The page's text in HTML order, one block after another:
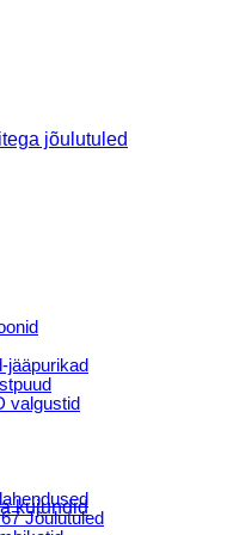
jääpurikad
valgustid
Jõulutuled
jõulutuled
kujundid